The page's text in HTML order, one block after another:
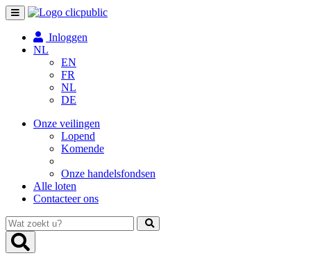
Toggle
navigation
Inloggen
NL
EN
FR
NL
DE
Onze veilingen
Lopend
Komende
Onze handelsfondsen
Alle loten
Contacteer ons
Wat
zoekt
u?